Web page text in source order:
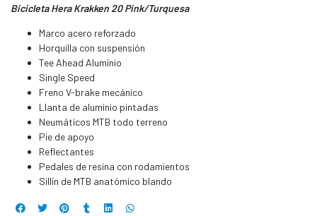
Bicicleta Hera Krakken 20 Pink/Turquesa
Marco acero reforzado
Horquilla con suspensión
Tee Ahead Aluminio
Single Speed
Freno V-brake mecánico
Llanta de aluminio pintadas
Neumáticos MTB todo terreno
Pie de apoyo
Reflectantes
Pedales de resina con rodamientos
Sillín de MTB anatómico blando